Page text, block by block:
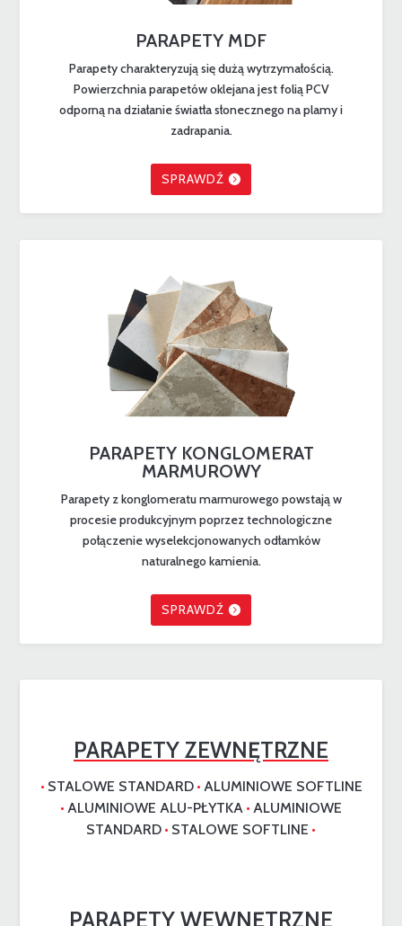
PARAPETY MDF
Parapety charakteryzują się dużą wytrzymałością.
Powierzchnia parapetów oklejana jest folią PCV
odporną na działanie światła słonecznego na plamy i
zadrapania.
SPRAWDŹ
PARAPETY KONGLOMERAT
MARMUROWY
Parapety z konglomeratu marmurowego powstają w
procesie produkcyjnym poprzez technologiczne
połączenie wyselekcjonowanych odłamków
naturalnego kamienia.
SPRAWDŹ
PARAPETY ZEWNĘTRZNE
• STALOWE STANDARD• ALUMINIOWE SOFTLINE
• ALUMINIOWE ALU-PŁYTKA • ALUMINIOWE
STANDARD • STALOWE SOFTLINE •
PARAPETY WEWNĘTRZNE